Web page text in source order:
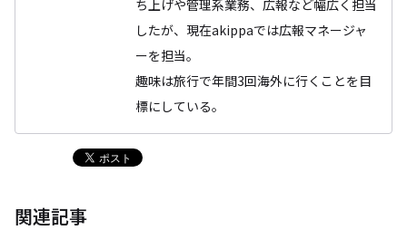
ち上げや管理系業務、広報など幅広く担当
したが、現在akippaでは広報マネージャ
ーを担当。
趣味は旅行で年間3回海外に行くことを目
標にしている。
関連記事